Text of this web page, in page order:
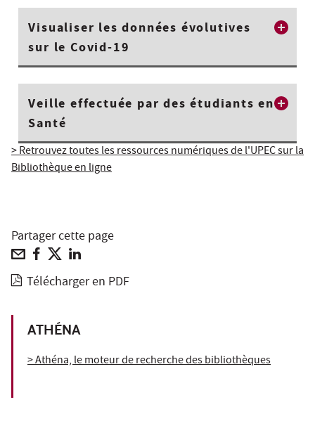
Visualiser les données évolutives
sur le Covid-19
Veille effectuée par des étudiants en
Santé
> Retrouvez toutes les ressources numériques de l'UPEC sur la
Bibliothèque en ligne
Partager cette page
Télécharger en PDF
ATHÉNA
> Athéna, le moteur de recherche des bibliothèques